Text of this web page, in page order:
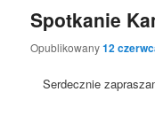
Spotkanie
Opublikowany12
Serdecznie